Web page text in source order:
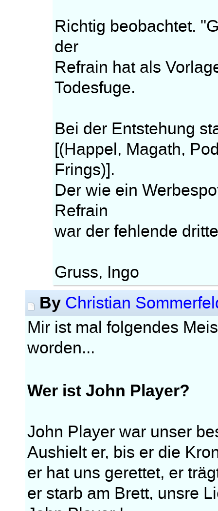
Richtig beobachtet.
der
Refrain hat als
Todesfuge.
Bei der Entstehung
[(Happel, Magath,
Frings)].
Der wie ein
Refrain
war der fehlende
Gruss, Ingo
By Christian
Mir ist mal folgendes
worden...
Wer ist John Player?
John Player war unser
Aushielt er, bis er die
er hat uns gerettet, er
er starb am Brett, unsre